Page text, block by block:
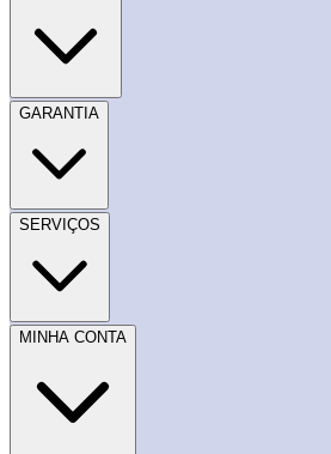
GARANTIA
SERVIÇOS
MINHA CONTA